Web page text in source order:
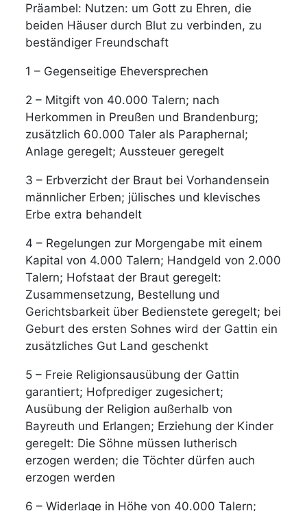
Präambel: Nutzen: um Gott zu Ehren, die
beiden Häuser durch Blut zu verbinden, zu
beständiger Freundschaft
1 – Gegenseitige Eheversprechen
2 – Mitgift von 40.000 Talern; nach
Herkommen in Preußen und Brandenburg;
zusätzlich 60.000 Taler als Paraphernal;
Anlage geregelt; Aussteuer geregelt
3 – Erbverzicht der Braut bei Vorhandensein
männlicher Erben; jülisches und klevisches
Erbe extra behandelt
4 – Regelungen zur Morgengabe mit einem
Kapital von 4.000 Talern; Handgeld von 2.000
Talern; Hofstaat der Braut geregelt:
Zusammensetzung, Bestellung und
Gerichtsbarkeit über Bedienstete geregelt; bei
Geburt des ersten Sohnes wird der Gattin ein
zusätzliches Gut Land geschenkt
5 – Freie Religionsausübung der Gattin
garantiert; Hofprediger zugesichert;
Ausübung der Religion außerhalb von
Bayreuth und Erlangen; Erziehung der Kinder
geregelt: Die Söhne müssen lutherisch
erzogen werden; die Töchter dürfen auch
erzogen werden
6 – Widerlage in Höhe von 40.000 Talern;